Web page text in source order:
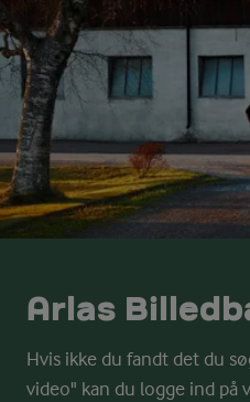
Arlas
Hvis ikke du fandt det du
video" kan du logge ind på